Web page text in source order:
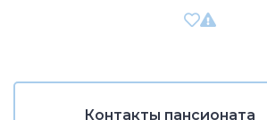
Контакты пансионата